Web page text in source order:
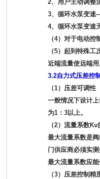
2、用户主动调整
3、循环水泵变
4、循环水泵变速
（4）对于电动
（5）起到特殊
近端流量使远端
3.2自力式压差控
（1）压差可调性
一般情况下设计
为1：3以上。
（2）流量系数
最大流量系数是
门供应商必须实
最大流量系数应
（3）压差控制